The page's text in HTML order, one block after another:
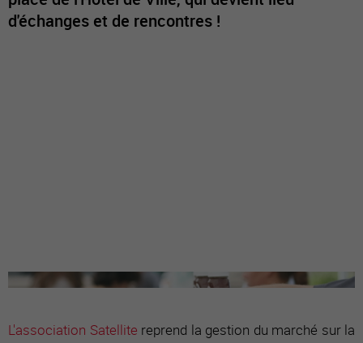
d'échanges et de rencontres !
L'association Satellite reprend la gestion du marché sur la